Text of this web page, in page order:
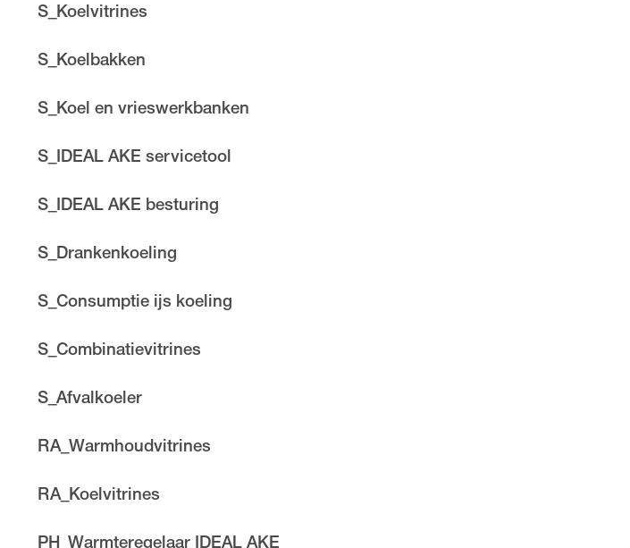
S_Koelvitrines
S_Koelbakken
S_Koel en vrieswerkbanken
S_IDEAL AKE servicetool
S_IDEAL AKE besturing
S_Drankenkoeling
S_Consumptie ijs koeling
S_Combinatievitrines
S_Afvalkoeler
RA_Warmhoudvitrines
RA_Koelvitrines